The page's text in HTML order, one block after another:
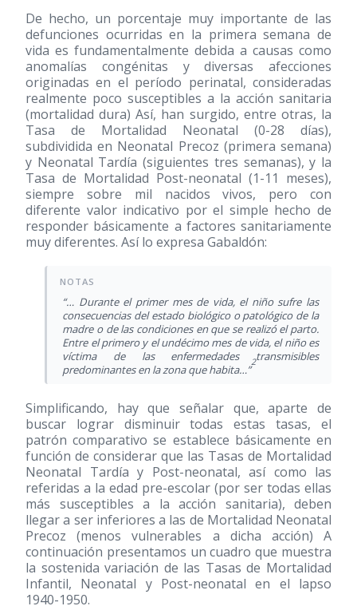
De hecho, un porcentaje muy importante de las
defunciones ocurridas en la primera semana de
vida es fundamentalmente debida a causas como
anomalías congénitas y diversas afecciones
originadas en el período perinatal, consideradas
realmente poco susceptibles a la acción sanitaria
(mortalidad dura) Así, han surgido, entre otras, la
Tasa de Mortalidad Neonatal (0-28 días),
subdividida en Neonatal Precoz (primera semana)
y Neonatal Tardía (siguientes tres semanas), y la
Tasa de Mortalidad Post-neonatal (1-11 meses),
siempre sobre mil nacidos vivos, pero con
diferente valor indicativo por el simple hecho de
responder básicamente a factores sanitariamente
muy diferentes. Así lo expresa Gabaldón:
“… Durante el primer mes de vida, el niño sufre las
consecuencias del estado biológico o patológico de la
madre o de las condiciones en que se realizó el parto.
Entre el primero y el undécimo mes de vida, el niño es
víctima de las enfermedades transmisibles
predominantes en la zona que habita…”
2
Simplificando, hay que señalar que, aparte de
buscar lograr disminuir todas estas tasas, el
patrón comparativo se establece básicamente en
función de considerar que las Tasas de Mortalidad
Neonatal Tardía y Post-neonatal, así como las
referidas a la edad pre-escolar (por ser todas ellas
más susceptibles a la acción sanitaria), deben
llegar a ser inferiores a las de Mortalidad Neonatal
Precoz (menos vulnerables a dicha acción) A
continuación presentamos un cuadro que muestra
la sostenida variación de las Tasas de Mortalidad
Infantil, Neonatal y Post-neonatal en el lapso
1940-1950.